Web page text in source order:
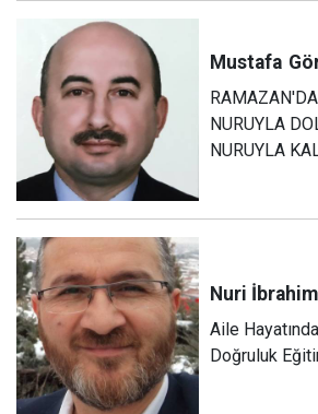
Mustafa
RAMAZAN'DA
NURUYLA
NURUYLA
Nuri İbrahim
Aile
Doğruluk